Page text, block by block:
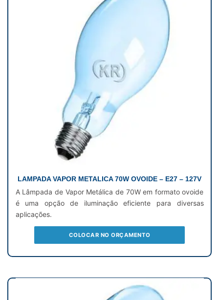
LAMPADA VAPOR METALICA 70W OVOIDE – E27 – 127V
A Lâmpada de Vapor Metálica de 70W em formato ovoide
é uma opção de iluminação eficiente para diversas
aplicações.
COLOCAR NO ORÇAMENTO